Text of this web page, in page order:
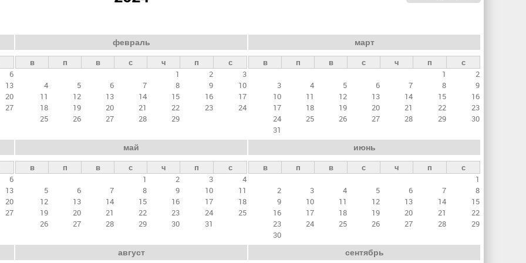
6
13
20
27
февраль
в п в с ч п
с
1
2
3
4
5 6 7 8 9
10
11
12 13 14 15 16
17
18
19 20 21 22 23
24
25
26 27 28 29
март
в п в с ч п
с
1
2
3
4 5 6 7 8
9
10
11 12 13 14 15
16
17
18 19 20 21 22
23
24
25 26 27 28 29
30
31
6
13
20
27
май
в п в с ч п
с
1
2 3
4
5
6 7 8 9 10
11
12
13 14 15 16 17
18
19
20 21 22 23 24
25
26
27 28 29 30 31
июнь
в п в с ч п
с
1
2
3 4 5 6 7
8
9
10 11 12 13 14
15
16
17 18 19 20 21
22
23
24 25 26 27 28
29
30
август сентябрь